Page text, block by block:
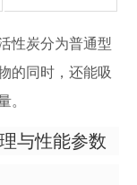
性炭分为普通型
的同时，还能吸
。
与性能参数